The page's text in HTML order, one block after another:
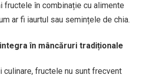
fructele în combinație cu alimente
ar fi iaurtul sau semințele de chia.
în mâncăruri tradiționale
culinare, fructele nu sunt frecvent